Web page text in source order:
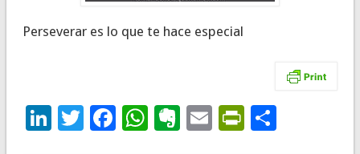
Perseverar es lo que te hace especial
LinkedIn
Twitter
Facebook
WhatsApp
Evernote
Email